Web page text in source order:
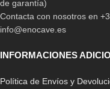
de garantía)
Contacta con nosotros en
info@enocave.es
INFORMACIONES
Política de Envíos y